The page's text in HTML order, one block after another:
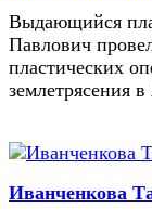
Выдающийся
Павлович
пластических
землетрясения
Иванченкова